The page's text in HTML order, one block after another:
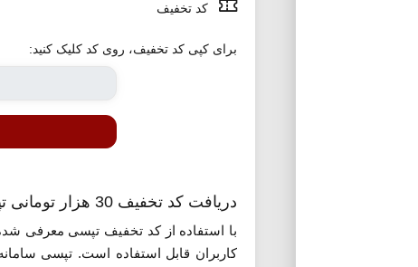
کد تخفیف
برای کپی کد تخفیف، روی کد کلیک کنید:
دریافت کد تخفیف 30 هزار تومانی تپسی اولین سفر
با استفاده از کد تخفیف تپسی معرفی
کاربران قابل استفاده است. تپسی